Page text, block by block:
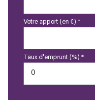
Votre apport (en €) *
Taux d'emprunt (%) *